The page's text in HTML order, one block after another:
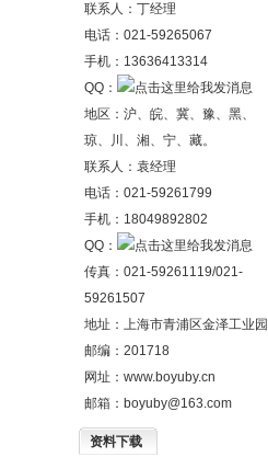
联系人：丁经理
电话：021-59265067
手机：13636413314
QQ：
地区：沪、皖、冀、豫、黑、
琼、川、湘、宁、藏。
联系人：袁经理
电话：021-59261799
手机：18049892802
QQ：
传真：021-59261119/021-
59261507
地址：上海市青浦区金泽工业园
邮编：201718
网址： www.boyuby.cn
邮箱： boyuby@163.com
资料下载